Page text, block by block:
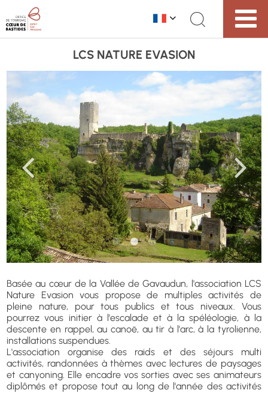
LCS NATURE EVASION
Basée au cœur de la Vallée de Gavaudun, l'association LCS
Nature Evasion vous propose de multiples activités de
pleine nature, pour tous publics et tous niveaux. Vous
pourrez vous initier à l'escalade et à la spéléologie, à la
descente en rappel, au canoë, au tir à l'arc, à la tyrolienne,
installations suspendues.
L'association organise des raids et des séjours multi
activités, randonnées à thèmes avec lectures de paysages
et canyoning. Elle encadre vos sorties avec ses animateurs
diplômés et propose tout au long de l'année des activités